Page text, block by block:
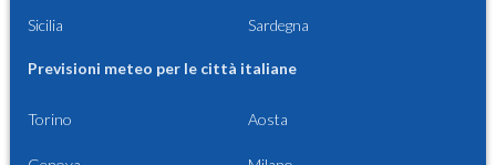
Sicilia Sardegna
Previsioni meteo per le città italiane
Torino Aosta